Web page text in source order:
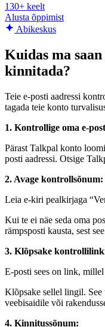
130+ keelt
Alusta õppimist
Abikeskus
Kuidas ma
kinnitada?
Teie e-posti aadressi
tagada teie konto
1. Kontrollige oma e-
Pärast Talkpal konto
posti aadressi. Otsige
2. Avage kontrollsõnum:
Leia e-kiri pealkirjaga
Kui te ei näe seda oma
rämpsposti kausta, sest
3. Klõpsake
E-posti sees on link,
Klõpsake sellel lingil. See
veebisaidile või
4. Kinnitussõnum: